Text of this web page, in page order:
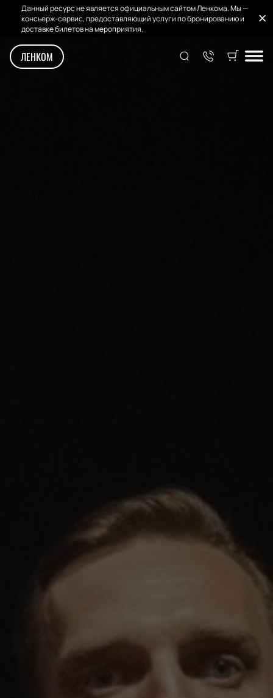
Данный ресурс не является официальным сайтом Ленкома. Мы —
консьерж-сервис, предоставляющий услуги по бронированию и
доставке билетов на мероприятия.
ЛЕНКОМ